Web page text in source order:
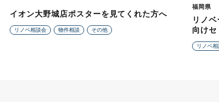
イオン大野城店ポスターを見てくれた方へ
リノベ相談会 物件相談 その他
福岡県
リノ
向け
リノベ